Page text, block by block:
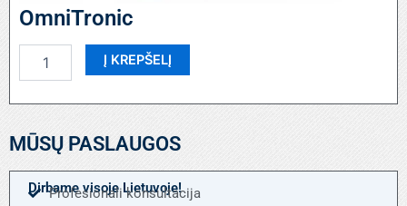
OmniTronic
kiekis:
Į KREPŠELĮ
MŪSŲ PASLAUGOS
Dirbame visoje Lietuvoje!
Profesionali konsultacija